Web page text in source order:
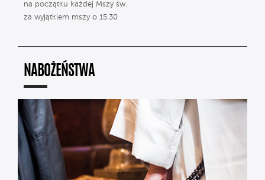
na początku każdej Mszy św.
za wyjątkiem mszy o 15.30
NABOŻEŃSTWA